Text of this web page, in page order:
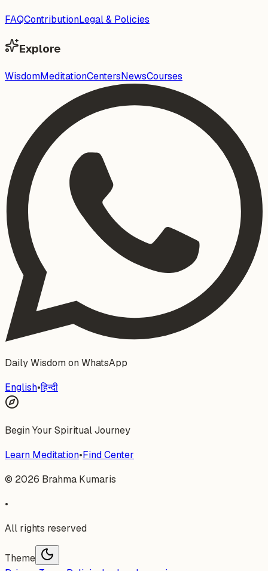
FAQContributionLegal & Policies
Explore
WisdomMeditationCentersNewsCourses
Daily Wisdom on WhatsApp
English•हिन्दी
Begin Your Spiritual Journey
Learn Meditation•Find Center
© 2026 Brahma Kumaris
•
All rights reserved
Theme